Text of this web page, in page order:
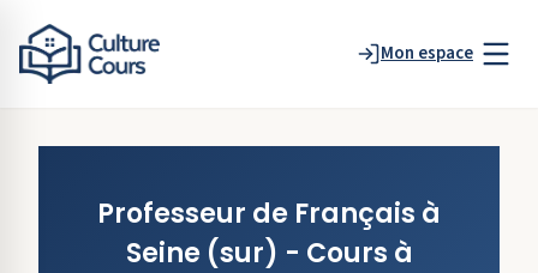
Mon espace
Professeur de Français à
Seine (sur) - Cours à